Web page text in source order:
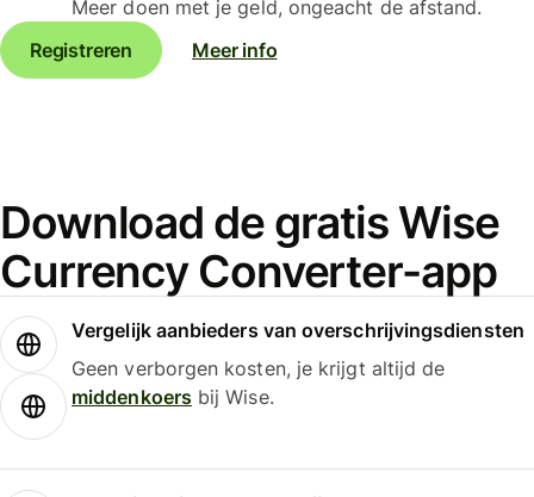
Meer doen met je geld, ongeacht de afstand.
Registreren
Meer info
Download de gratis Wise
Currency Converter-app
Vergelijk aanbieders van overschrijvingsdiensten
Geen verborgen kosten, je krijgt altijd de
middenkoersbij Wise.